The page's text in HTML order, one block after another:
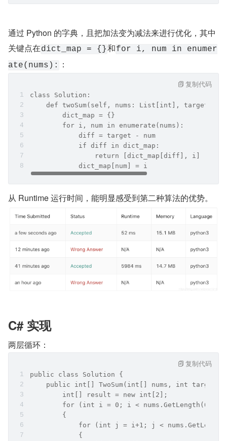
通过 Python 的字典，且把加法变为减法来进行优化，其中
关键点在dict_map = {}和for i, num in enumer
ate(nums):
：
class Solution:
def twoSum(self, nums: List[int], target:
        dict_map = {}
        for i, num in enumerate(nums):
            diff = target - num
            if diff in dict_map:
                return [dict_map[diff], i]
            dict_map[num] = i
复制代码
从 Runtime 运行时间，能明显感受到第二种算法的优势。
C# 实现
两层循环：
public class Solution {
public int[] TwoSum(int[] nums, int target)
        int[] result = new int[2];
for (int i = 0; i < nums.GetLength(0);
        {
for (int j = i+1; j <
            {
复制代码